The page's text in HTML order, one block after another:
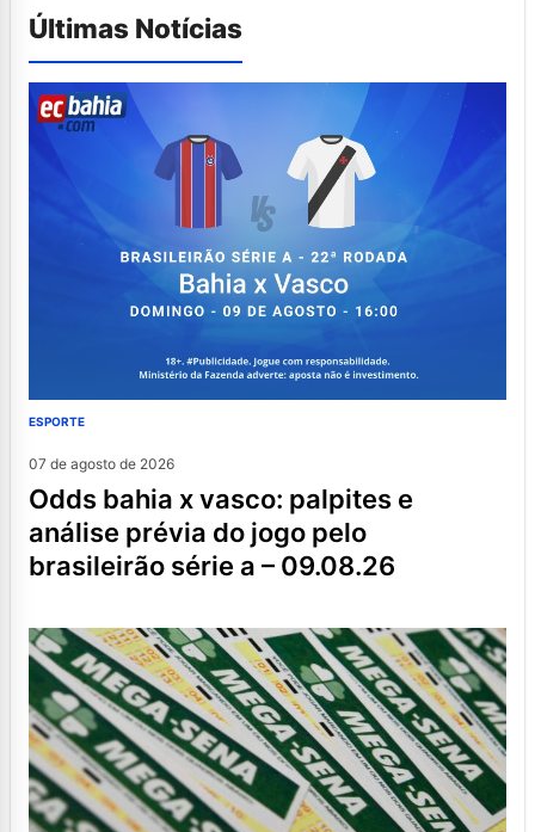
Últimas Notícias
ESPORTE
07 de agosto de 2026
odds bahia x vasco: palpites e
análise prévia do jogo pelo
brasileirão série a – 09.08.26